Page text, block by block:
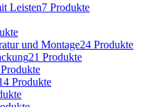
Leisten7 Produkte
und Montage24 Produkte
21 Produkte
Produkte